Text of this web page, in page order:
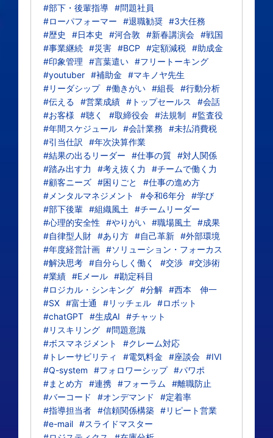
#部下・後輩指導 #問題社員
#ローパフォーマー
#退職勧奨 #3大任務
#歴史
#日本史 #河合敦 #新春講演会 #戦国
#事業継続 #災害 #BCP #定額減税 #助成金
#印象管理
#言葉遣い #フリートーキング
#youtuber #補助金
#マキノヤ先生
#リーダシップ #働きがい #組長 #行動分析
#伝える
#営業成績 #トップセールス
#会話
#お客様
#聴く #取締役会 #法規制
#監査役
#年間スケジュール #会計業務
#未払消費税
#引当仕訳
#年次決算作業
#結果の出るリーダー
#仕事の質 #対人関係
#踏み出す力
#考え抜く力
#チームで働く力
#顧客ニーズ #困りごと
#仕事の進め方
#メンタルマネジメント
#令和6年分 #学び
#部下後輩 #組織風土
#チームリーダー
#心理的安全性
#やりがい #職場風土
#成果
#自律型人財 #あり方 #自己革新 #外部環境
#年度経営計画 #ソリューション・フォーカス
#解決思考 #自分らしく働く #交渉 #交渉術
#業績 #Eメール #勘定科目
#ロジカル・シンキング #分解 #西本 伸一
#SX #富士通 #リッチェル #ロボット
#chatGPT #生成AI
#チャット
#リスキリング #問題意識
#ボスマネジメント
#クレーム対応
#トレーサビリティ
#電気料金 #座談会 #IVI
#Q-system
#フォロワーシップ #パワポ
#まとめ方 #連携 #フォーラム
#離職防止
#バーコード
#オンデマンド
#定着率
#指導担当者 #信頼関係構築 #リピート営業
#e-mail #スライドマスター